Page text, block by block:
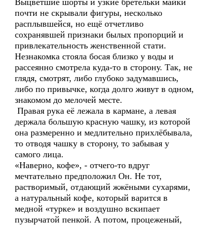
Выцветшие шорты и узкие бретельки майки
почти не скрывали фигуры, несколько
расплывшейся, но ещё отчетливо
сохранявшей признаки былых пропорций и
привлекательность женственной стати.
Незнакомка стояла босая близко у воды и
рассеянно смотрела куда-то в сторону. Так, не
глядя, смотрят, либо глубоко задумавшись,
либо по привычке, когда долго живут в одном,
знакомом до мелочей месте.
Правая рука её лежала в кармане, а левая
держала большую красную чашку, из которой
она размеренно и медлительно прихлёбывала,
то отводя чашку в сторону, то забывая у
самого лица.
«Наверно, кофе», - отчего-то вдруг
мечтательно предположил Он. Не тот,
растворимый, отдающий жжёными сухарями,
а натуральный кофе, который варится в
медной «турке» и воздушно вскипает
пузырчатой пенкой. А потом, процеженый,